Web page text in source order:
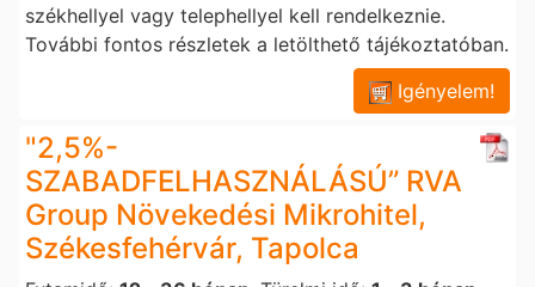
székhellyel vagy telephellyel kell rendelkeznie.
További fontos részletek a letölthető tájékoztatóban.
Igényelem!
"2,5%-
SZABADFELHASZNÁLÁSÚ” RVA
Group Növekedési Mikrohitel,
Székesfehérvár, Tapolca